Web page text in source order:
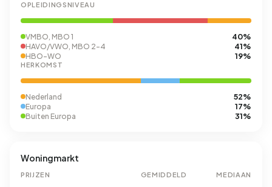
OPLEIDINGSNIVEAU
VMBO, MBO 1 40%
HAVO/VWO, MBO 2-4 41%
HBO-WO 19%
HERKOMST
Nederland 52%
Europa 17%
Buiten Europa 31%
Woningmarkt
PRIJZEN GEMIDDELD MEDIAAN